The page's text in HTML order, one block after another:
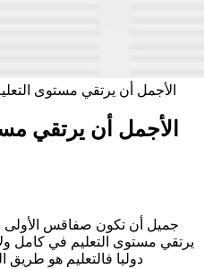
الأجمل أن يرتقي
جميل أن تكون صفاقس الأولى
يرتقي مستوى التعليم في كامل
دوليا فالتعليم هو طريق